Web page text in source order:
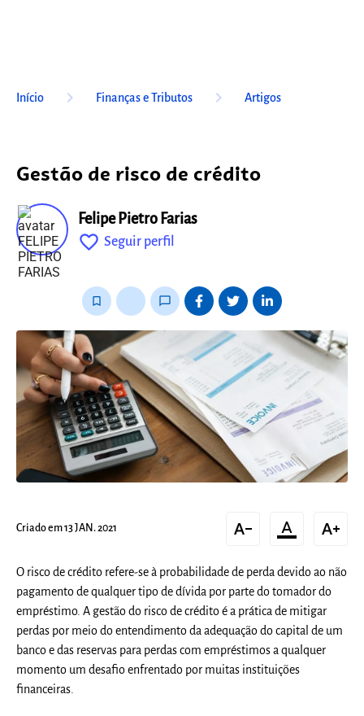
Início keyboard_arrow_right Finanças e Tributos keyboard_arrow_right Artigos
Gestão de risco de crédito
Felipe Pietro Farias
favorite_outline Seguir perfil
fixo
bookmark_border chat_bubble_outline
Criado em 13 JAN. 2021 text_decrease format_color_text text_increase
O risco de crédito refere-se à probabilidade de perda devido ao não
pagamento de qualquer tipo de dívida por parte do tomador do
empréstimo. A gestão do risco de crédito é a prática de mitigar
perdas por meio do entendimento da adequação do capital de um
banco e das reservas para perdas com empréstimos a qualquer
momento um desafio enfrentado por muitas instituições
financeiras.